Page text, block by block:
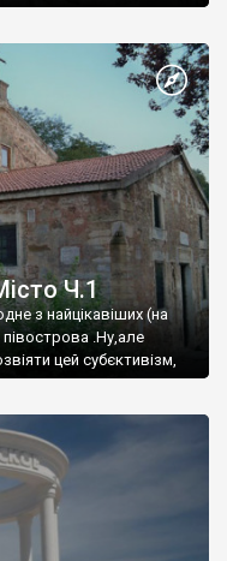
Ч.1
з найцікавіших (на
.Ну,але
цей субєктивізм,